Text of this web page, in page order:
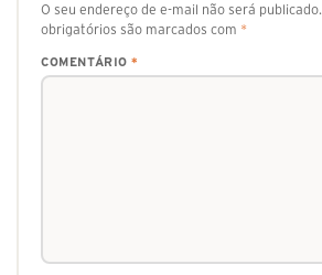
O seu endereço de e-mail não será publicado.
obrigatórios são marcados com *
COMENTÁRIO *